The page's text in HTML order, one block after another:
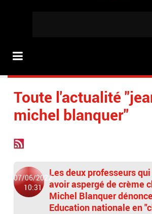
Toute l'actualité
michel blanquer"
07/06/2022
10:31
Les deux professeurs
avoir aspergé de crème
Michel Blanquer
Education nationale en